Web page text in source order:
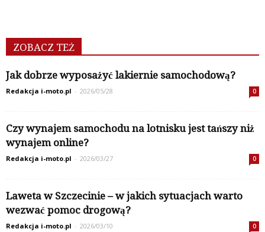
ZOBACZ TEŻ
Jak dobrze wyposażyć lakiernie samochodową?
Redakcja i-moto.pl - 2026/05/28 0
Czy wynajem samochodu na lotnisku jest tańszy niż
wynajem online?
Redakcja i-moto.pl - 2026/03/27 0
Laweta w Szczecinie – w jakich sytuacjach warto
wezwać pomoc drogową?
Redakcja i-moto.pl - 2026/03/10 0